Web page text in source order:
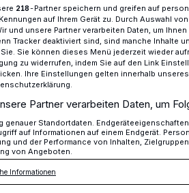
„Geheimplan gegen Deutschland“​
Erkrath
218-Partner speichern und greifen auf
auf Ihrem Gerät zu. Durch Auswahl
und unsere Partner verarbeiten Daten, um
Tracker deaktiviert sind, sind manche Inhalte
Sie können dieses Menü jederzeit wieder
zu widerrufen, indem Sie auf den Link
Ihre Einstellungen gelten innerhalb
Partner verarbeiten Daten, um
genauer Standortdaten.
auf Informationen auf einem Endgerät.
und der Performance von Inhalten,
von Angeboten.
Informationen